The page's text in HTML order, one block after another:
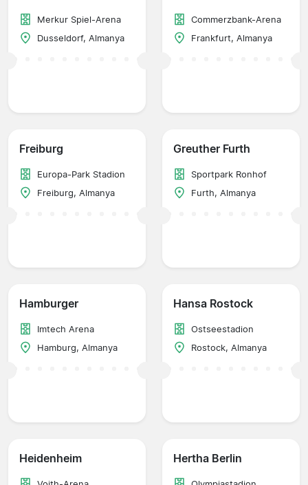
Merkur Spiel-Arena
Dusseldorf, Almanya
Commerzbank-Arena
Frankfurt, Almanya
Freiburg
Europa-Park Stadion
Freiburg, Almanya
Greuther Furth
Sportpark Ronhof
Furth, Almanya
Hamburger
Imtech Arena
Hamburg, Almanya
Hansa Rostock
Ostseestadion
Rostock, Almanya
Heidenheim Hertha Berlin